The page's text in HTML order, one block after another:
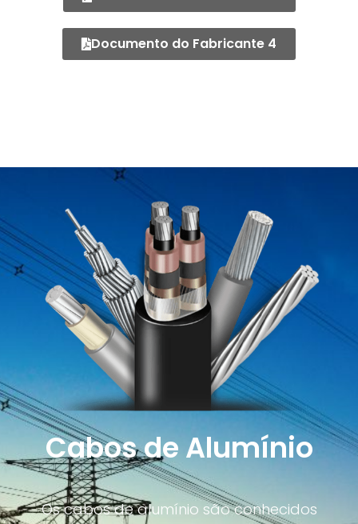
Documento do Fabricante 4
Cabos de Alumínio
Os cabos de alumínio são conhecidos